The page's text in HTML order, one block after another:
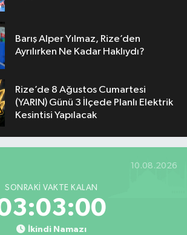
Barış Alper Yılmaz, Rize’den
Ayrılırken Ne Kadar Haklıydı?
Rize’de 8 Ağustos Cumartesi
(YARIN) Günü 3 İlçede Planlı Elektrik
Kesintisi Yapılacak
10.08.2026
SONRAKI VAKTE KALAN
İkindi Namazı